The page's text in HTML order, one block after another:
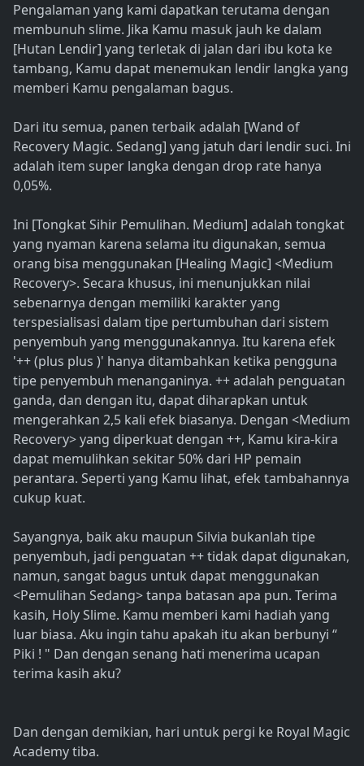
Pengalaman yang kami dapatkan terutama dengan
membunuh slime. Jika Kamu masuk jauh ke dalam
[Hutan Lendir] yang terletak di jalan dari ibu kota ke
tambang, Kamu dapat menemukan lendir langka yang
memberi Kamu pengalaman bagus.
Dari itu semua, panen terbaik adalah [Wand of
Recovery Magic. Sedang] yang jatuh dari lendir suci. Ini
adalah item super langka dengan drop rate hanya
0,05%.
Ini [Tongkat Sihir Pemulihan. Medium] adalah tongkat
yang nyaman karena selama itu digunakan, semua
orang bisa menggunakan [Healing Magic] <Medium
Recovery>. Secara khusus, ini menunjukkan nilai
sebenarnya dengan memiliki karakter yang
terspesialisasi dalam tipe pertumbuhan dari sistem
penyembuh yang menggunakannya. Itu karena efek
'++ (plus plus )' hanya ditambahkan ketika pengguna
tipe penyembuh menanganinya. ++ adalah penguatan
ganda, dan dengan itu, dapat diharapkan untuk
mengerahkan 2,5 kali efek biasanya. Dengan <Medium
Recovery> yang diperkuat dengan ++, Kamu kira-kira
dapat memulihkan sekitar 50% dari HP pemain
perantara. Seperti yang Kamu lihat, efek tambahannya
cukup kuat.
Sayangnya, baik aku maupun Silvia bukanlah tipe
penyembuh, jadi penguatan ++ tidak dapat digunakan,
namun, sangat bagus untuk dapat menggunakan
<Pemulihan Sedang> tanpa batasan apa pun. Terima
kasih, Holy Slime. Kamu memberi kami hadiah yang
luar biasa. Aku ingin tahu apakah itu akan berbunyi “
Piki ! " Dan dengan senang hati menerima ucapan
terima kasih aku?
Dan dengan demikian, hari untuk pergi ke Royal Magic
Academy tiba.